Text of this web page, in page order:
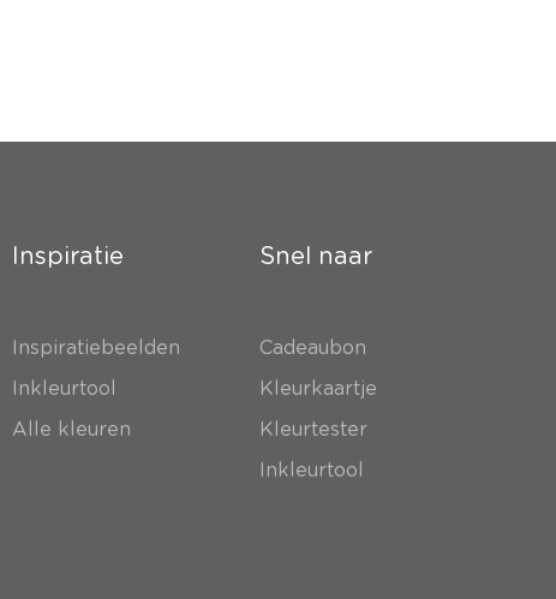
Inspiratie
Inspiratiebeelden
Inkleurtool
Alle kleuren
Snel naar
Cadeaubon
Kleurkaartje
Kleurtester
Inkleurtool